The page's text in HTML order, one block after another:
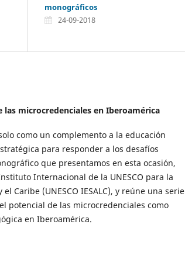
monográficos
24-09-2018
microcredenciales en Iberoamérica
como un complemento a la educación
para responder a los desafíos
que presentamos en esta ocasión,
Internacional de la UNESCO para la
Caribe (UNESCO IESALC), y reúne una serie
potencial de las microcredenciales como
en Iberoamérica.